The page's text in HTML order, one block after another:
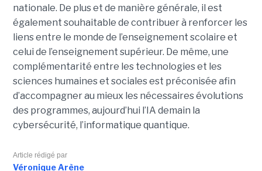
nationale. De plus et de manière générale, il est
également souhaitable de contribuer à renforcer les
liens entre le monde de l’enseignement scolaire et
celui de l’enseignement supérieur. De même, une
complémentarité entre les technologies et les
sciences humaines et sociales est préconisée afin
d’accompagner au mieux les nécessaires évolutions
des programmes, aujourd’hui l’IA demain la
cybersécurité, l’informatique quantique.
Article rédigé par
Véronique Arène